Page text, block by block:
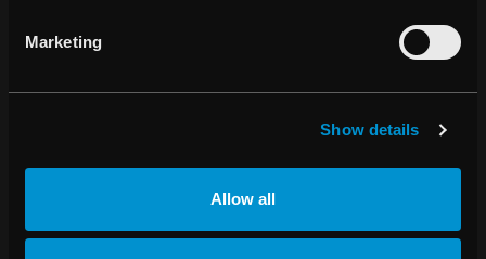
Marketing
Show details
Allow all
Genombrottsorder för RayStation® i
08:06 20 mars, 2012
Princess Margaret Hospital väljer
RayStation® för adaptiv strålterapi